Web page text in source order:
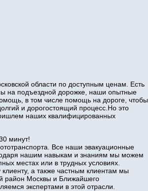
области по доступным ценам. Есть
на подъездной дорожке, наши опытные
в том числе помощь на дороге, чтобы
и дорогостоящий процесс.Но это
наших квалифицированных
минут!
Все наши эвакуационные
нашим навыкам и знаниям мы можем
местах или в трудных условиях.
а также частным клиентам мы
район Москвы и Ближайшего
экспертами в этой отрасли.